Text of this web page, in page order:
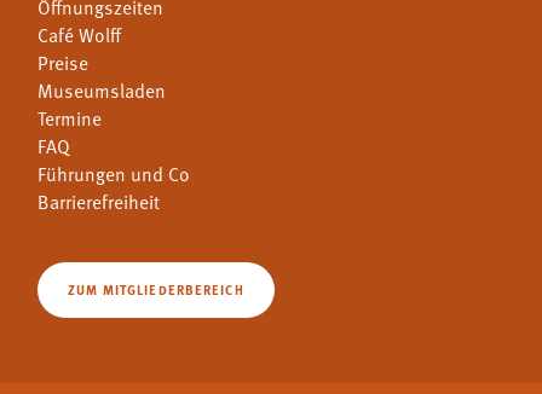
Öffnungszeiten
Café Wolff
Preise
Museumsladen
Termine
FAQ
Führungen und Co
Barrierefreiheit
ZUM MITGLIEDERBEREICH